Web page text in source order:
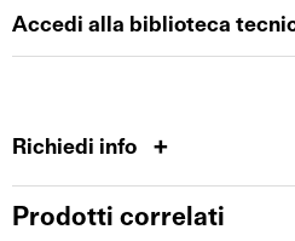
Accedi alla biblioteca
Richiedi info
Prodotti correlati